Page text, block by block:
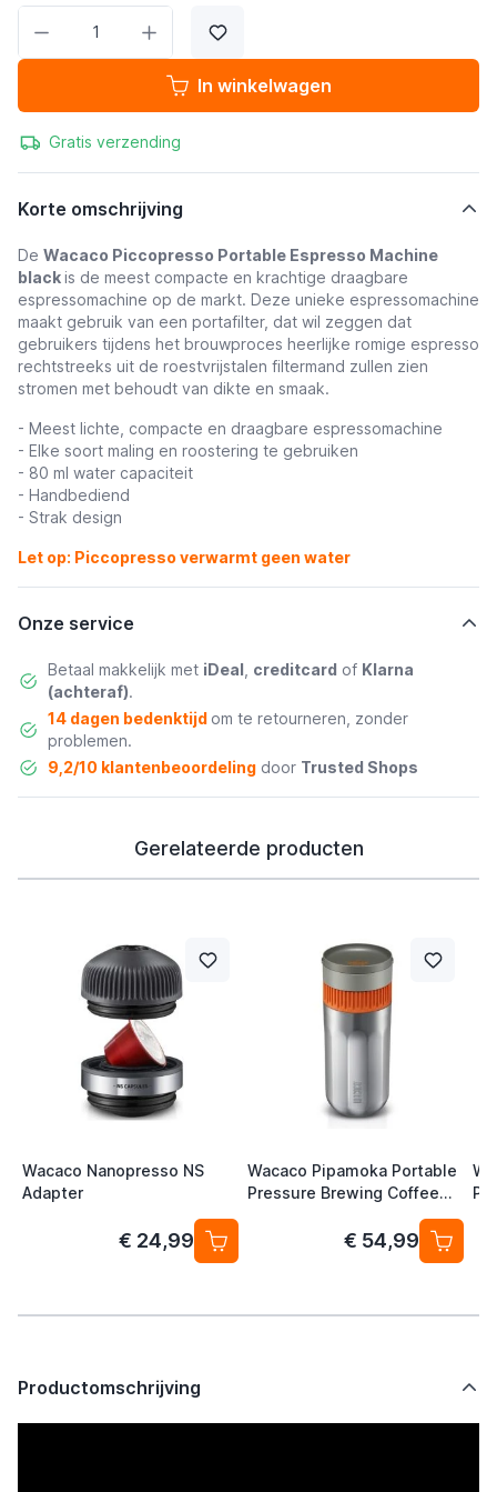
In winkelwagen
Gratis verzending
Korte omschrijving
De Wacaco Piccopresso Portable Espresso Machine
blackis de meest compacte en krachtige draagbare
espressomachine op de markt. Deze unieke espressomachine
maakt gebruik van een portafilter, dat wil zeggen dat
gebruikers tijdens het brouwproces heerlijke romige espresso
rechtstreeks uit de roestvrijstalen filtermand zullen zien
stromen met behoudt van dikte en smaak.
- Meest lichte, compacte en draagbare espressomachine
- Elke soort maling en roostering te gebruiken
- 80 ml water capaciteit
- Handbediend
- Strak design
Let op: Piccopresso verwarmt geen water
Onze service
Betaal makkelijk met iDeal creditcard of Klarna
(achteraf).
14 dagen bedenktijd om te retourneren, zonder
problemen.
9,2/10 klantenbeoordelingdoor Trusted Shops
Gerelateerde producten
Wacaco Nanopresso NS
Adapter
€ 24,99
Wacaco Pipamoka Portable
Pressure Brewing Coffee
€ 54,99
Productomschrijving